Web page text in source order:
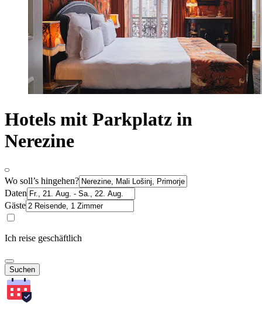
Hotels mit Parkplatz in
Nerezine
Wo soll’s hingehen?
Daten
Gäste
Ich reise geschäftlich
Suchen